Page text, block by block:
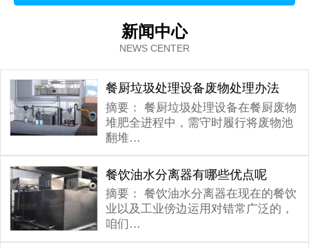
新闻中心
NEWS CENTER
餐厨垃圾处理设备废物处理办法
摘要：
餐厨垃圾处理设备在餐厨废物
堆肥全进程中，需守时履行将废物池
翻堆…
餐饮油水分离器有哪些优点呢
摘要：
餐饮油水分离器在现在的餐饮
业以及工业傍边运用对错常广泛的，
咱们…